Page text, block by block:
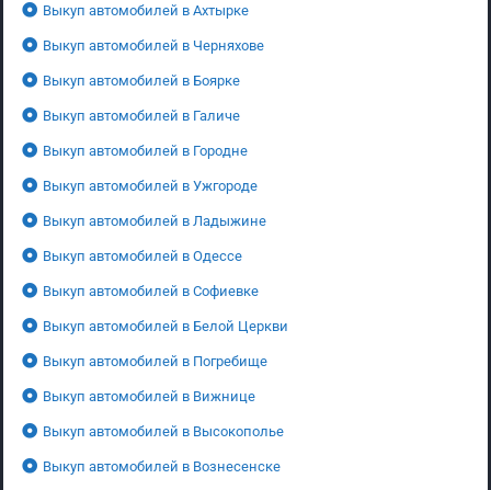
Выкуп автомобилей в Ахтырке
Выкуп автомобилей в Черняхове
Выкуп автомобилей в Боярке
Выкуп автомобилей в Галиче
Выкуп автомобилей в Городне
Выкуп автомобилей в Ужгороде
Выкуп автомобилей в Ладыжине
Выкуп автомобилей в Одессе
Выкуп автомобилей в Софиевке
Выкуп автомобилей в Белой Церкви
Выкуп автомобилей в Погребище
Выкуп автомобилей в Вижнице
Выкуп автомобилей в Высокополье
Выкуп автомобилей в Вознесенске